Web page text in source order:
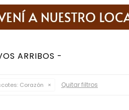
ARRIBOS
Corazón Quitar filtros